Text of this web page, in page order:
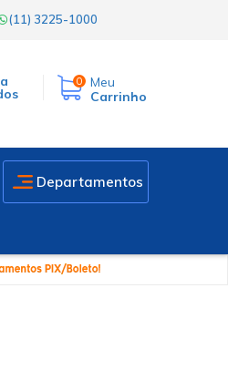
(11) 3225-1000
0
Meu
Carrinho
Departamentos